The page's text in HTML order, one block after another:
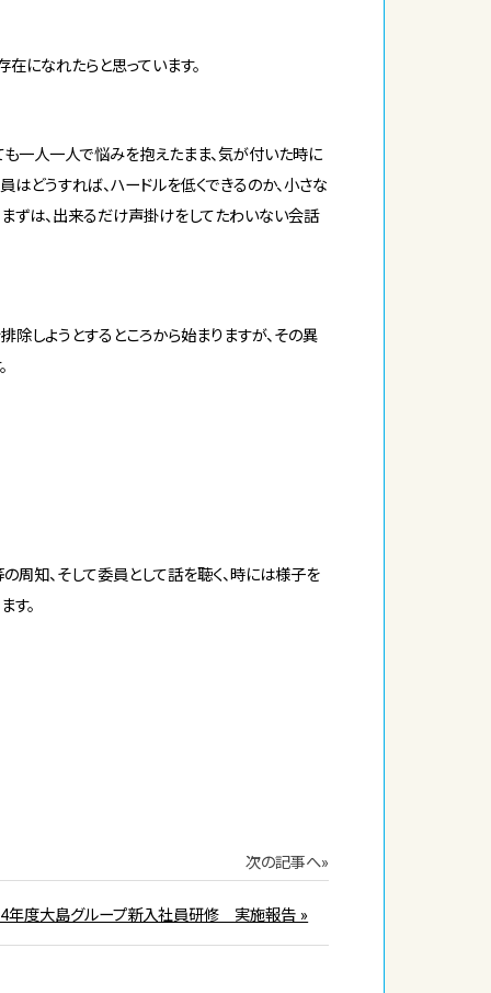
になれたらと思っています。
も一人一人で悩みを抱えたまま、気が付いた時に
はどうすれば、ハードルを低くできるのか、小さな
まずは、出来るだけ声掛けをしてたわいない会話
しようとするところから始まりますが、その異
知、そして委員として話を聴く、時には様子を
す。
次の記事へ»
年度大島グループ新入社員研修 実施報告 »